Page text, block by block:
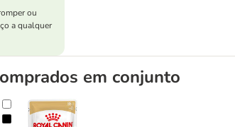
ou
a qualquer
em conjunto
Royal Canin Persian Adult Mousse